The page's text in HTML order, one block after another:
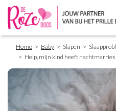
content
Breadcrumb
Home Baby Slapen
Help, mijn kind heeft nachtmerries